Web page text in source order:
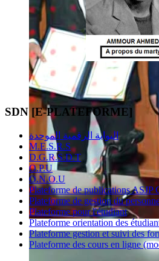
SDN [E-PLATEFORME]
البوابة الرقمية الموحدة
M.E.S.R.S
D.G.R.S.D.T
O.P.U
O.N.O.U
Plateforme de publications ASJP
Plateforme de gestion du
Plateforme pour l'étudiant
Plateforme orientation des
Plateforme gestion et suivi des
Plateforme des cours en ligne